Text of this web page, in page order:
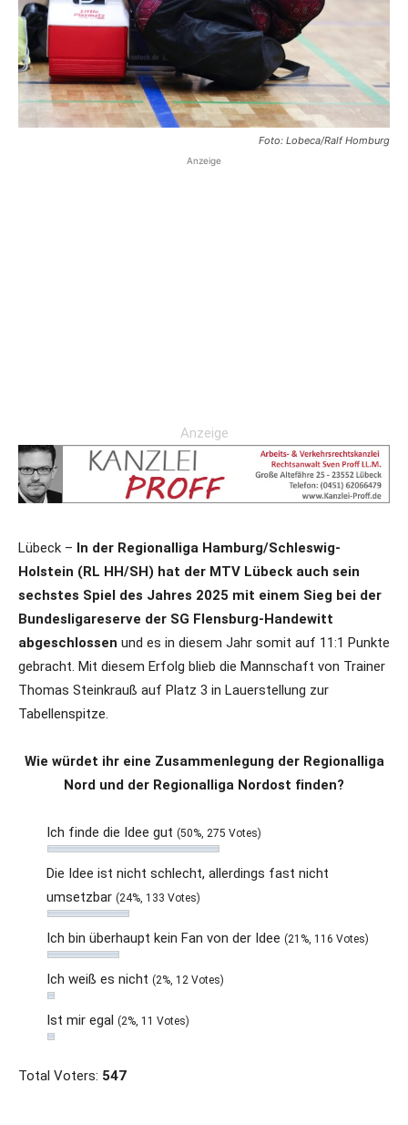
Foto: Lobeca/Ralf Homburg
Anzeige
Anzeige
Lübeck – In der Regionalliga Hamburg/Schleswig-
Holstein (RL HH/SH) hat der MTV Lübeck auch sein
sechstes Spiel des Jahres 2025 mit einem Sieg bei der
Bundesligareserve der SG Flensburg-Handewitt
abgeschlossen und es in diesem Jahr somit auf 11:1 Punkte
gebracht. Mit diesem Erfolg blieb die Mannschaft von Trainer
Thomas Steinkrauß auf Platz 3 in Lauerstellung zur
Tabellenspitze.
Wie würdet ihr eine Zusammenlegung der Regionalliga
Nord und der Regionalliga Nordost finden?
Ich finde die Idee gut (50%, 275 Votes)
Die Idee ist nicht schlecht, allerdings fast nicht
umsetzbar (24%, 133 Votes)
Ich bin überhaupt kein Fan von der Idee (21%, 116 Votes)
Ich weiß es nicht (2%, 12 Votes)
Ist mir egal (2%, 11 Votes)
Total Voters: 547